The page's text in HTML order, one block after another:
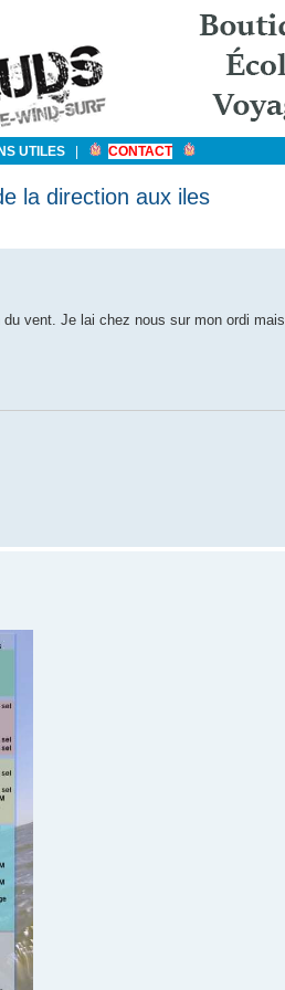
UTILES CONTACT
la direction aux iles
vent. Je lai chez nous sur mon ordi